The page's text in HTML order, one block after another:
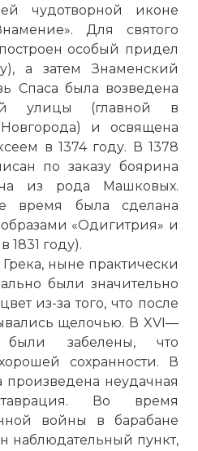
чудотворной иконе
Для святого
особый придел
а затем Знаменский
Спаса была возведена
улицы (главной в
и освящена
в 1374 году. В 1378
по заказу боярина
из рода Машковых.
время была сделана
«Одигитрия» и
1831 году).
ныне практически
были значительно
из-за того, что после
щелочью. В XVI—
забелены, что
сохранности. В
произведена неудачная
Во время
войны в барабане
наблюдательный пункт,